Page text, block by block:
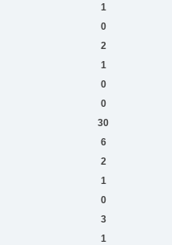
1
0
2
1
0
0
30
6
2
1
0
3
1